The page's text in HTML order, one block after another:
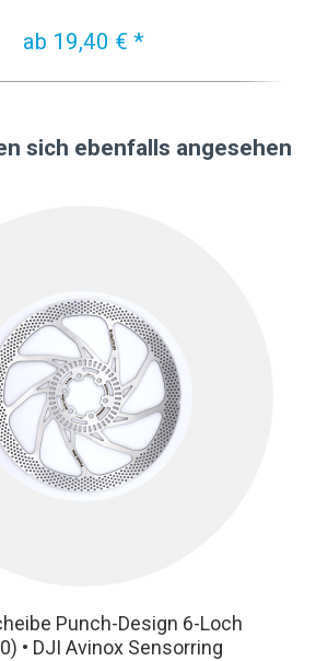
ab 19,40 € *
sich ebenfalls angesehen
Punch-Design 6-Loch
• DJI Avinox Sensorring